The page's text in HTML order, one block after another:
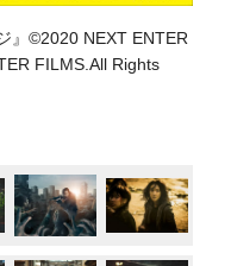
』©2020 NEXT ENTER
FILMS.All Rights